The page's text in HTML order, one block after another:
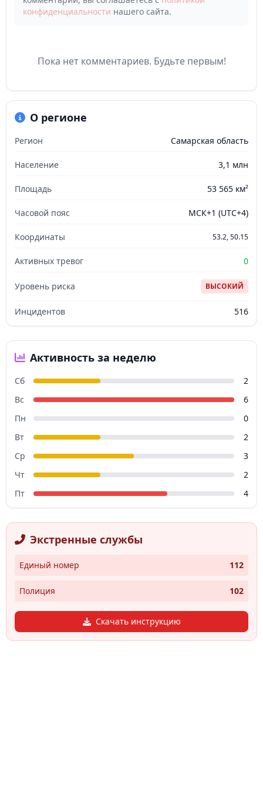
конфиденциальности нашего сайта.
Пока нет комментариев. Будьте первым!
О регионе
Регион Самарская область
Население 3,1 млн
Площадь 53 565 км²
Часовой пояс МСК+1 (UTC+4)
Координаты 53.2, 50.15
Активных тревог 0
Уровень риска ВЫСОКИЙ
Инцидентов 516
Активность за неделю
Сб
2
Вс
6
Пн
0
Вт
2
Ср
3
Чт
2
Пт
4
Экстренные службы
Единый номер 112
Полиция 102
Скачать инструкцию